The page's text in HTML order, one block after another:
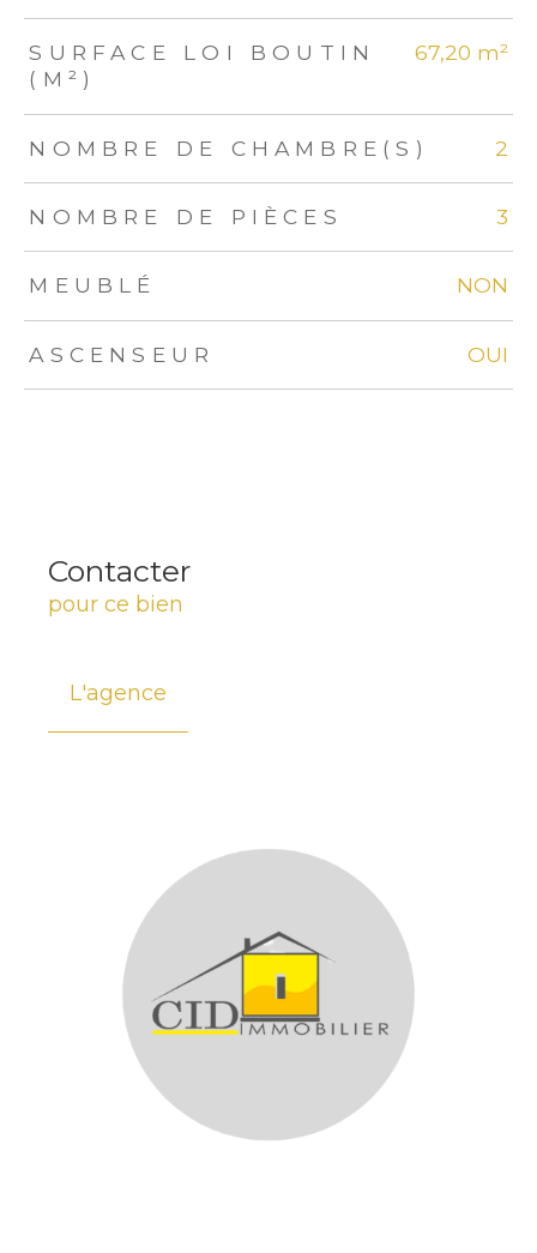
SURFACE LOI BOUTIN
(M²)
67,20 m²
NOMBRE DE CHAMBRE(S) 2
NOMBRE DE PIÈCES 3
MEUBLÉ NON
ASCENSEUR OUI
Contacter
pour ce bien
L'agence